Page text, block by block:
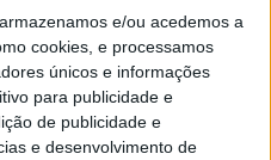
armazenamos e/ou acedemos a
cookies, e processamos
únicos e informações
para publicidade e
de publicidade e
e desenvolvimento de